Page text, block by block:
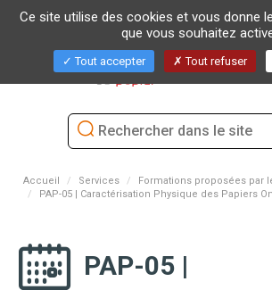
Accueil Services
Formations proposées par
PAP-05 | Caractérisation Physique des Papiers
PAP-05 |
Ce site utilise des cookies et vous donne
que vous souhaitez
Tout accepter Tout refuser